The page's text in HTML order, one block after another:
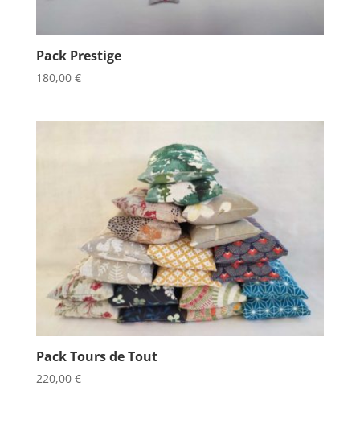
Pack Prestige
180,00 €
Pack Tours de Tout
220,00 €